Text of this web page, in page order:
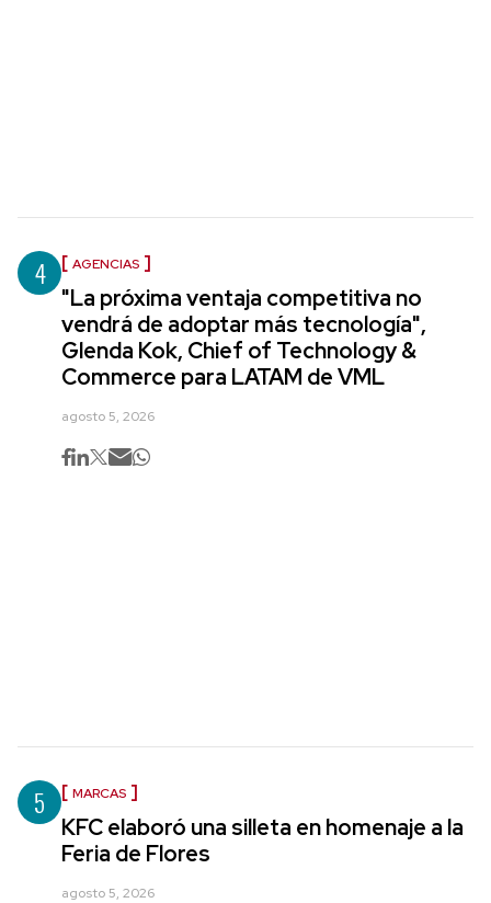
4 AGENCIAS
"La próxima ventaja competitiva no
vendrá de adoptar más tecnología",
Glenda Kok, Chief of Technology &
Commerce para LATAM de VML
agosto 5, 2026
5 MARCAS
KFC elaboró una silleta en homenaje a la
Feria de Flores
agosto 5, 2026